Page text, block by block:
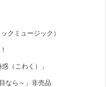
クミュージック）
（こわく）」
なら～」非売品